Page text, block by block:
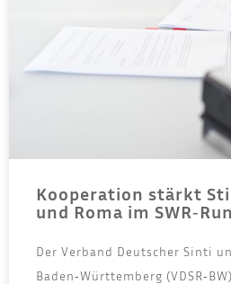
Kooperation stärkt
und Roma im
Der Ver­band Deut­scher Sin­ti
Baden‑Württemberg